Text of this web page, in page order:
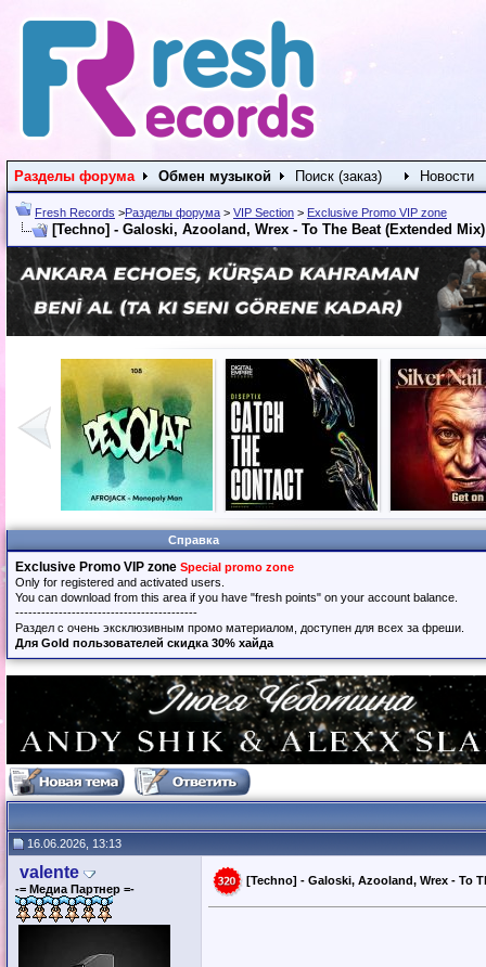
Разделы форума Обмен музыкой Поиск (заказ) Новости
Fresh Records >Разделы форума > VIP Section > Exclusive Promo VIP zone
[Techno] - Galoski, Azooland, Wrex - To The Beat (Extended
Справка
Exclusive Promo VIP zone Special promo zone
Only for registered and activated users.
You can download from this area if you have "fresh points" on your account balance.
------------------------------------------
Раздел с очень эксклюзивным промо материалом, доступен для всех за фреши.
Для Gold пользователей скидка 30% хайда
16.06.2026, 13:13
valente
-= Медиа Партнер =-
[Techno] - Galoski, Azooland, Wrex - To